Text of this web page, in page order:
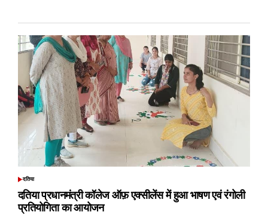
POSTED
दतिया
दतिया प्रधानमंत्री कॉलेज ऑफ़ एक्सीलेंस में हुआ भाषण एवं रंगोली
प्रतियोगिता का आयोजन